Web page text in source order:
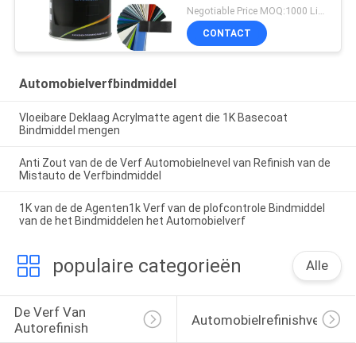
Negotiable Price MOQ:1000 Liter
CONTACT
Automobielverfbindmiddel
Vloeibare Deklaag Acrylmatte agent die 1K Basecoat
Bindmiddel mengen
Anti Zout van de de Verf Automobielnevel van Refinish van de
Mistauto de Verfbindmiddel
1K van de de Agenten1k Verf van de plofcontrole Bindmiddel
van de het Bindmiddelen het Automobielverf
populaire categorieën Alle
De Verf Van
Autorefinish
Automobielrefinishverf